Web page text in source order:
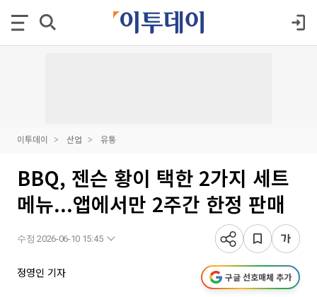
이투데이 산업 유통
BBQ, 젠슨 황이 택한 2가지 세트
메뉴...앱에서만 2주간 한정 판매
수정 2026-06-10 15:45
정영인 기자 구글 선호매체 추가